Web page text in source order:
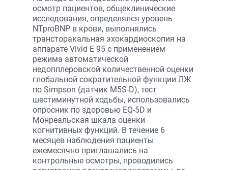
осмотр пациентов, общеклинические
исследования, определялся уровень
NTproBNP в крови, выполнялись
трансторакальная эхокардиоскопия на
аппарате Vivid E 95 с применением
режима автоматической
недопплеровской количественной оценки
глобальной сократительной функции ЛЖ
по Simpson (датчик M5S-D), тест
шестиминутной ходьбы, использовались
опросник по здоровью EQ-5D и
Монреальская шкала оценки
когнитивных функций. В течение 6
месяцев наблюдения пациенты
ежемесячно приглашались на
контрольные осмотры, проводились